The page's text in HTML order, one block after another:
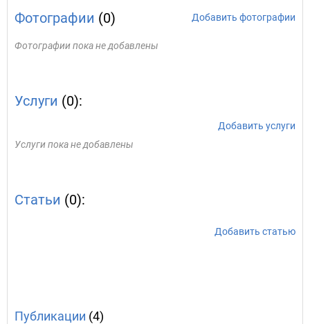
Фотографии (0) Добавить фотографии
Фотографии пока не добавлены
Услуги (0):
Добавить услуги
Услуги пока не добавлены
Статьи (0):
Добавить статью
Публикации (4)